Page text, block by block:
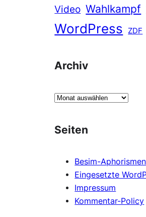
Video Wahlkampf
WordPress ZDF
Archiv
A
h
Seiten
Besim-
Eingesetzte
Impressum
Kommentar-Policy